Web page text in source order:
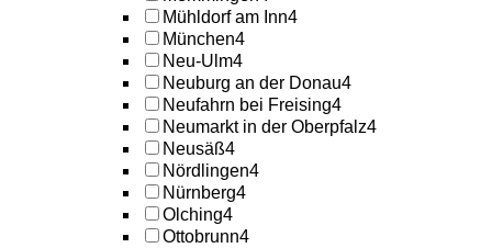
Mühldorf am Inn4
München4
Neu-Ulm4
Neuburg an der Donau4
Neufahrn bei Freising4
Neumarkt in der Oberpfalz4
Neusäß4
Nördlingen4
Nürnberg4
Olching4
Ottobrunn4